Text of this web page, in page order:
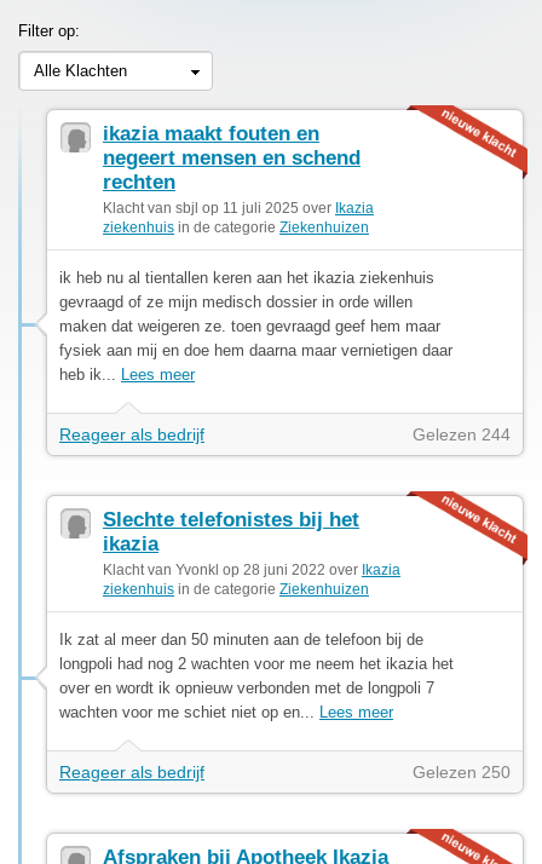
Filter op:
Alle Klachten
ikazia maakt fouten en
negeert mensen en schend
rechten
Klacht van sbjl op 11 juli 2025 over Ikazia
ziekenhuis in de categorie Ziekenhuizen
ik heb nu al tientallen keren aan het ikazia ziekenhuis
gevraagd of ze mijn medisch dossier in orde willen
maken dat weigeren ze. toen gevraagd geef hem maar
fysiek aan mij en doe hem daarna maar vernietigen daar
heb ik... Lees meer
Reageer als bedrijf Gelezen 244
Slechte telefonistes bij het
ikazia
Klacht van Yvonkl op 28 juni 2022 over Ikazia
ziekenhuis in de categorie Ziekenhuizen
Ik zat al meer dan 50 minuten aan de telefoon bij de
longpoli had nog 2 wachten voor me neem het ikazia het
over en wordt ik opnieuw verbonden met de longpoli 7
wachten voor me schiet niet op en... Lees meer
Reageer als bedrijf Gelezen 250
Afspraken bij Apotheek Ikazia